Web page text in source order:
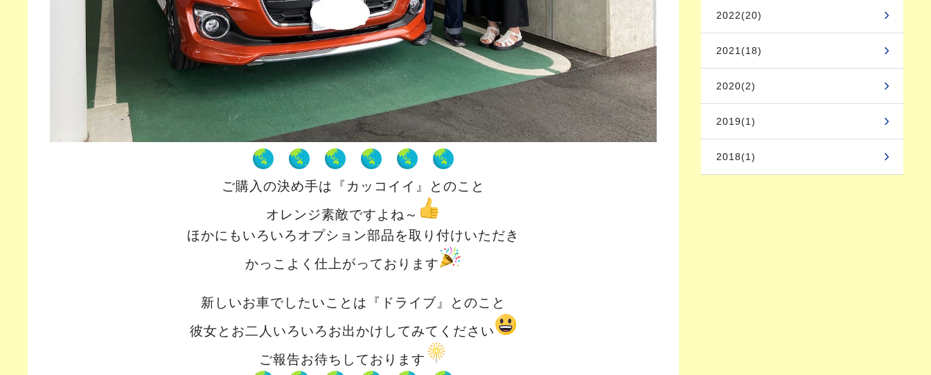
ご購入の決め手は『カッコイイ』とのこと
オレンジ素敵ですよね～
ほかにもいろいろオプション部品を取り付けいただき
かっこよく仕上がっております
新しいお車でしたいことは『ドライブ』とのこと
彼女とお二人いろいろお出かけしてみてください
ご報告お待ちしております
2022(20)
2021(18)
2020(2)
2019(1)
2018(1)